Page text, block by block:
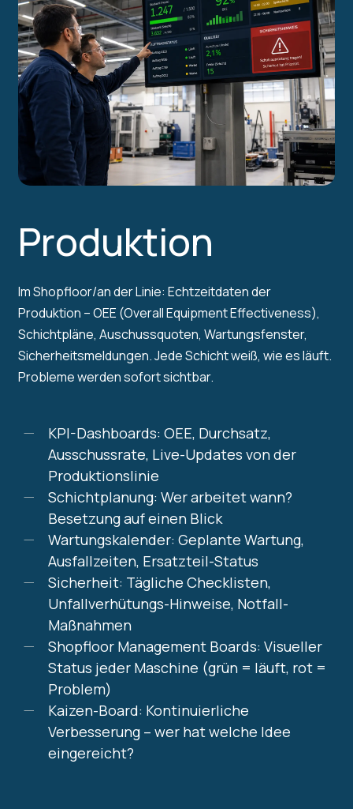
Produktion
Im Shopfloor/an der Linie: Echtzeit­daten der
Produktion – OEE (Overall Equipment Effectiveness),
Schicht­pläne, Auschuss­quoten, Wartungs­fenster,
Sicher­heits­meldungen. Jede Schicht weiß, wie es läuft.
Probleme werden sofort sichtbar.
KPI-Dashboards: OEE, Durchsatz,
Ausschussrate, Live-Updates von der
Produktionslinie
Schichtplanung: Wer arbeitet wann?
Besetzung auf einen Blick
Wartungskalender: Geplante Wartung,
Ausfallzeiten, Ersatzteil-Status
Sicherheit: Tägliche Checklisten,
Unfallverhütungs-Hinweise, Notfall-
Maßnahmen
Shopfloor Management Boards: Visueller
Status jeder Maschine (grün = läuft, rot =
Problem)
Kaizen-Board: Kontinuierliche
Verbesserung – wer hat welche Idee
eingereicht?